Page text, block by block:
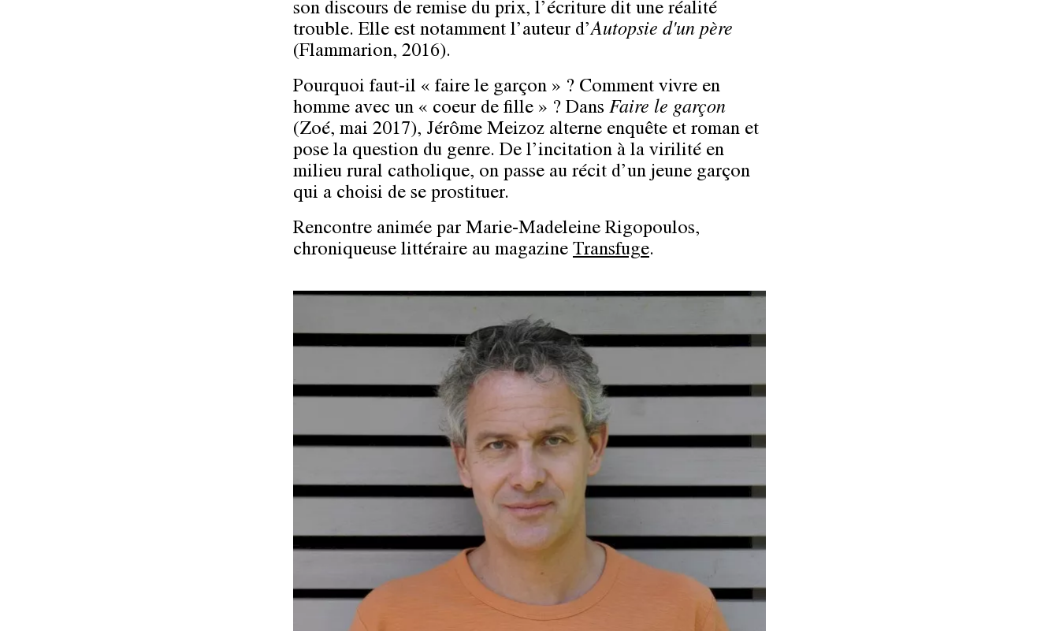
son discours de remise du prix, l’écriture dit une réalité
trouble. Elle est notamment l’auteur d’Autopsie d'un père
(Flammarion, 2016).
Pourquoi faut-il « faire le garçon » ? Comment vivre en
homme avec un « coeur de fille » ? Dans Faire le garçon
(Zoé, mai 2017), Jérôme Meizoz alterne enquête et roman et
pose la question du genre. De l’incitation à la virilité en
milieu rural catholique, on passe au récit d’un jeune garçon
qui a choisi de se prostituer.
Rencontre animée par Marie-Madeleine Rigopoulos,
chroniqueuse littéraire au magazine Transfuge.